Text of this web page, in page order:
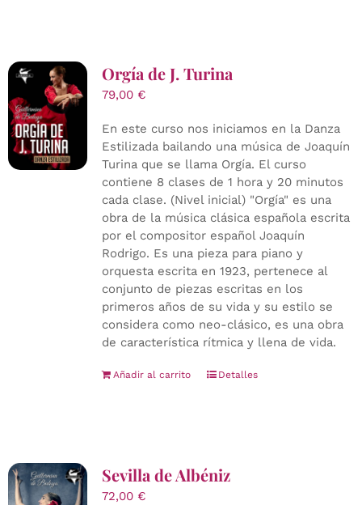
Orgía de J. Turina
79,00 €
En este curso nos iniciamos en la Danza
Estilizada bailando una música de Joaquín
Turina que se llama Orgía. El curso
contiene 8 clases de 1 hora y 20 minutos
cada clase. (Nivel inicial) "Orgía" es una
obra de la música clásica española escrita
por el compositor español Joaquín
Rodrigo. Es una pieza para piano y
orquesta escrita en 1923, pertenece al
conjunto de piezas escritas en los
primeros años de su vida y su estilo se
considera como neo-clásico, es una obra
de característica rítmica y llena de vida.
Añadir al carrito Detalles
Sevilla de Albéniz
72,00 €